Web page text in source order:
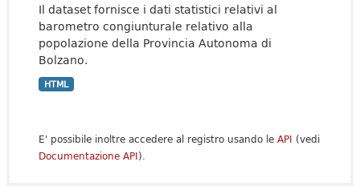
Il dataset fornisce i dati statistici relativi al
barometro congiunturale relativo alla
popolazione della Provincia Autonoma di
Bolzano.
HTML
E' possibile inoltre accedere al registro usando le API (vedi
Documentazione API).